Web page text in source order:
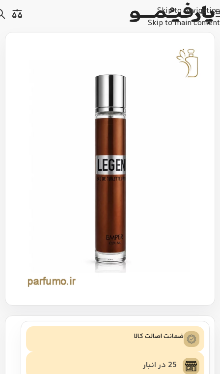
Skip to navigation
Skip to main content
ضمانت اصالت کالا
25 در انبار